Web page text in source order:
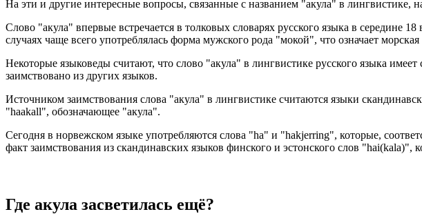
На эти и другие интересные вопросы, связанные с названием "акула" в лингвистике,
Слово "акула" впервые встречается в толковых словарях русского языка в середине
случаях чаще всего употреблялась форма мужского рода "мокой", что означает
Некоторые языковеды считают, что слово "акула" в лингвистике русского языка
заимствовано из других языков.
Источником заимствования слова "акула" в лингвистике считаются языки
"haakall", обозначающее "акула".
Сегодня в норвежском языке употребляются слова "ha" и "hakjerring", которые,
факт заимствования из скандинавских языков финского и эстонского слов "hai(kala)",
Где акула засветилась ещё?